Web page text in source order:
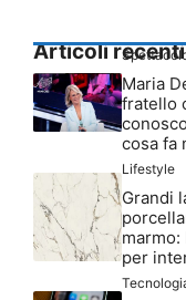
Articoli recenti
Maria
fratello
cosa fa
Lifestyle
Grandi
per